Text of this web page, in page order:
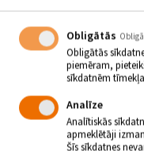
Katru piektdienu
literatūras nodaļā no
nodarbībām” par
4.oktobris – Pasaules
18.oktobris – Pasaules
25.oktobris – Ražas svētki.
Interesanti fakti, izzinoši
saistoša Xbox spēle kopā
Obligātās
Obligātās
piemēram,
sīkdatnēm
Analīze
Analītiskās
apmeklētāji
Šīs sīkdatnes